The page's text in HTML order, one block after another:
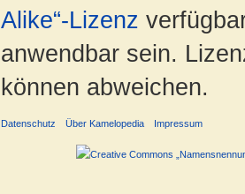
Alike“-Lizenz
anwendbar sein.
können abweichen.
Datenschutz Über Kamelopedia Impressum